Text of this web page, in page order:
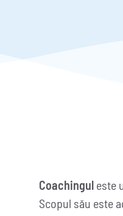
Coachingul este
Scopul său este